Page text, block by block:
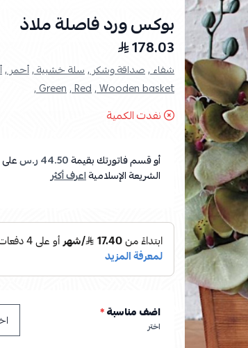
بوكس ورد فاصلة ملاذ
178.03
شفاء ,صداقة وشكر ,سلة خشبية ,أحمر ,
Wooden basket ,
Red ,
Green ,
نفدت الكمية
أو قسم فاتورتك بقيمة44.50 ر.س على
الشريعة الإسلاميةاعرف أكثر
اضف مناسبة*
اختر